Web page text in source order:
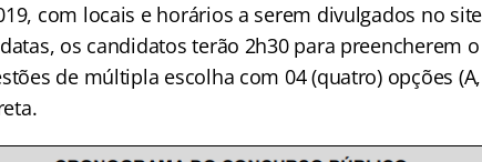
com locais e horários a serem divulgados no
os candidatos terão 2h30 para preencherem
de múltipla escolha com 04 (quatro) opções